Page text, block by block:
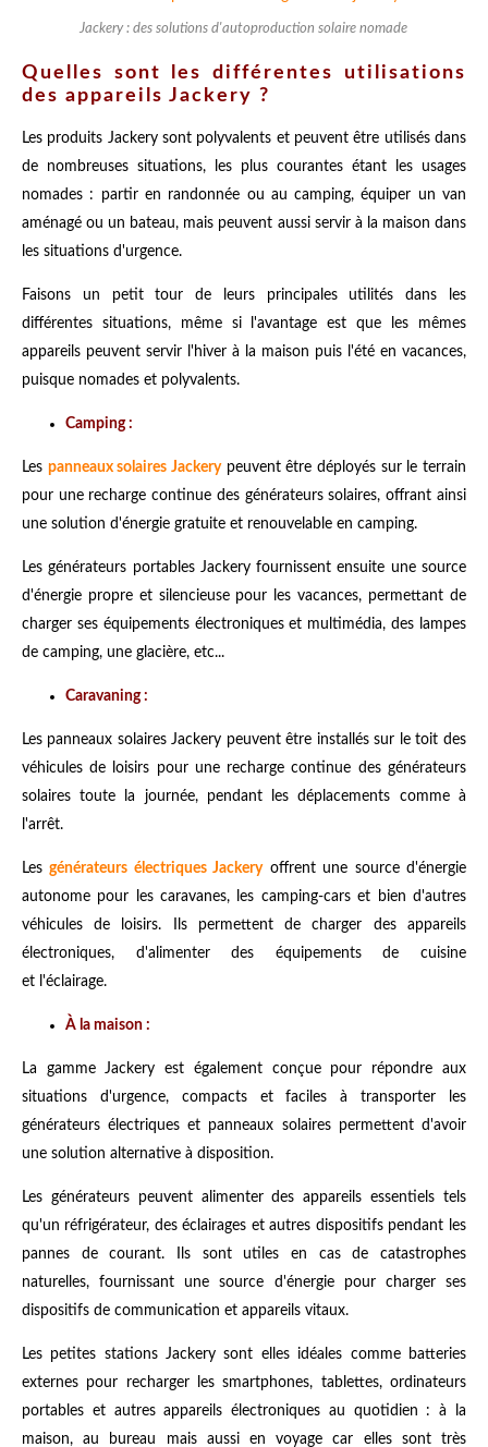
Jackery : des solutions d'autoproduction solaire nomade
Quelles sont les différentes utilisations
des appareils Jackery ?
Les produits Jackery sont polyvalents et peuvent être utilisés dans
de nombreuses situations, les plus courantes étant les usages
nomades : partir en randonnée ou au camping, équiper un van
aménagé ou un bateau, mais peuvent aussi servir à la maison dans
les situations d'urgence.
Faisons un petit tour de leurs principales utilités dans les
différentes situations, même si l'avantage est que les mêmes
appareils peuvent servir l'hiver à la maison puis l'été en vacances,
puisque nomades et polyvalents.
Camping :
Les panneaux solaires Jackerypeuvent être déployés sur le terrain
pour une recharge continue des générateurs solaires, offrant ainsi
une solution d'énergie gratuite et renouvelable en camping.
Les générateurs portables Jackery fournissent ensuite une source
d'énergie propre et silencieuse pour les vacances, permettant de
charger ses équipements électroniques et multimédia, des lampes
de camping, une glacière, etc...
Caravaning :
Les panneaux solaires Jackery peuvent être installés sur le toit des
véhicules de loisirs pour une recharge continue des générateurs
solaires toute la journée, pendant les déplacements comme à
l'arrêt.
Lesgénérateurs électriques Jackeryoffrent une source d'énergie
autonome pour les caravanes, les camping-cars et bien d'autres
véhicules de loisirs. Ils permettent de charger des appareils
électroniques, d'alimenter des équipements de cuisine
et l'éclairage.
À la maison :
La gamme Jackery est également conçue pour répondre aux
situations d'urgence, compacts et faciles à transporter les
générateurs électriques et panneaux solaires permettent d'avoir
une solution alternative à disposition.
Les générateurs peuvent alimenter des appareils essentiels tels
qu'un réfrigérateur, des éclairages et autres dispositifs pendant les
pannes de courant. Ils sont utiles en cas de catastrophes
naturelles, fournissant une source d'énergie pour charger ses
dispositifs de communication et appareils vitaux.
Les petites stations Jackery sont elles idéales comme batteries
externes pour recharger les smartphones, tablettes, ordinateurs
portables et autres appareils électroniques au quotidien : à la
maison, au bureau mais aussi en voyage car elles sont très